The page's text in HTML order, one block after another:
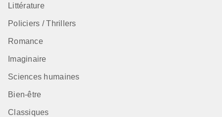
Littérature
Policiers / Thrillers
Romance
Imaginaire
Sciences humaines
Bien-être
Classiques